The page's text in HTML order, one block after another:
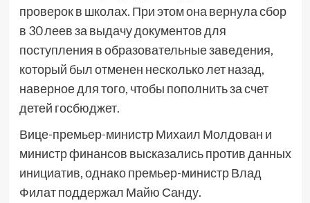
проверок в школах. При этом она вернула сбор
в 30 леев за выдачу документов для
поступления в образовательные заведения,
который был отменен несколько лет назад,
наверное для того, чтобы пополнить за счет
детей госбюджет.
Вице-премьер-министр Михаил Молдован и
министр финансов высказались против данных
инициатив, однако премьер-министр Влад
Филат поддержал Майю Санду.